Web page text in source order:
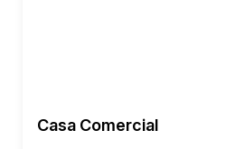
Casa Comercial